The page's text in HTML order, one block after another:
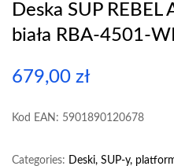
Deska SUP
biała RBA-4501-
679,00 zł
Kod EAN: 5901890120678
Categories: Deski, SUP-y,